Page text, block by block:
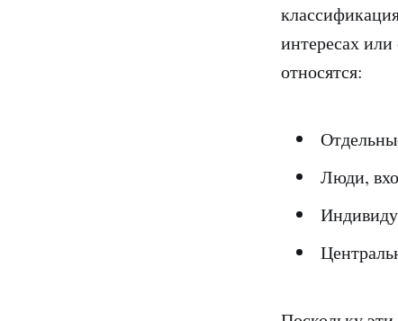
интересах
относятся:
Люди,